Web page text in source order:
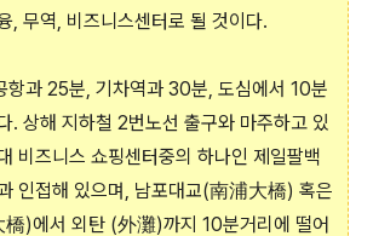
, 무역, 비즈니스센터로 될 것이다.
항과 25분, 기차역과 30분, 도심에서 10분
. 상해 지하철 2번노선 출구와 마주하고 있
비즈니스 쇼핑센터중의 하나인 제일팔백
인접해 있으며, 남포대교(南浦大橋) 혹은
)에서 외탄 (外灘)까지 10분거리에 떨어